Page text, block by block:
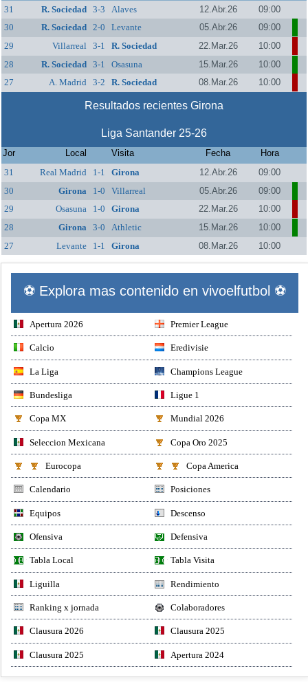
31
R. Sociedad 3-3 Alaves 12.Abr.26
09:00
30
R. Sociedad 2-0 Levante 05.Abr.26
09:00
29
Villarreal 3-1 R. Sociedad 22.Mar.26
10:00
28
R. Sociedad 3-1 Osasuna 15.Mar.26
10:00
27
A. Madrid 3-2 R. Sociedad 08.Mar.26 10:00
Resultados recientes Girona
Liga Santander 25-26
Jor Local Visita Fecha
Hora
31
Real Madrid 1-1 Girona 12.Abr.26
09:00
30
Girona 1-0 Villarreal 05.Abr.26
09:00
29
Osasuna 1-0 Girona 22.Mar.26
10:00
28
Girona 3-0 Athletic 15.Mar.26
10:00
27
Levante 1-1 Girona 08.Mar.26 10:00
⚽ Explora mas contenido en vivoelfutbol ⚽
Apertura 2026 Premier League
Calcio Eredivisie
La Liga Champions League
Bundesliga Ligue 1
Copa MX Mundial 2026
Seleccion Mexicana Copa Oro 2025
Eurocopa Copa America
Calendario Posiciones
Equipos Descenso
Ofensiva Defensiva
Tabla Local Tabla Visita
Liguilla Rendimiento
Ranking x jornada Colaboradores
Clausura 2026 Clausura 2025
Clausura 2025 Apertura 2024